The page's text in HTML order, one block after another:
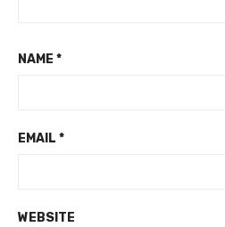
NAME *
EMAIL *
WEBSITE